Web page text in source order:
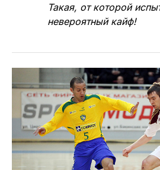
Такая, от которой
невероятный кайф!